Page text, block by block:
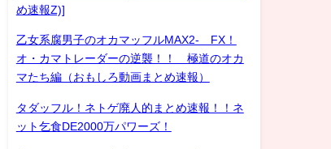
め速報Z)]
乙女系腐男子のオカマッフルMAX2- FX！
オ・カマトレーダーの逆襲！！ 極道のオカ
マたち編（おもしろ動画まとめ速報）
タダッフル！ネトゲ廃人的まとめ速報！！ネ
ット乞食DE2000万パワーズ！